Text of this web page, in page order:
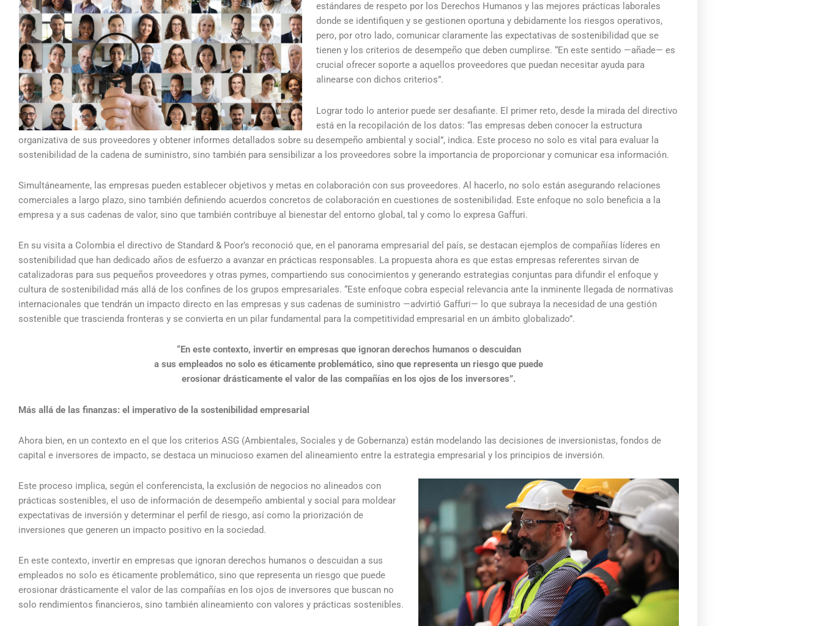
estándares de respeto por los Derechos Humanos y las mejores prácticas laborales
donde se identifiquen y se gestionen oportuna y debidamente los riesgos operativos,
pero, por otro lado, comunicar claramente las expectativas de sostenibilidad que se
tienen y los criterios de desempeño que deben cumplirse. “En este sentido —añade— es
crucial ofrecer soporte a aquellos proveedores que puedan necesitar ayuda para
alinearse con dichos criterios”.
Lograr todo lo anterior puede ser desafiante. El primer reto, desde la mirada del directivo
está en la recopilación de los datos: “las empresas deben conocer la estructura
organizativa de sus proveedores y obtener informes detallados sobre su desempeño ambiental y social”, indica. Este proceso no solo es vital para evaluar la
sostenibilidad de la cadena de suministro, sino también para sensibilizar a los proveedores sobre la importancia de proporcionar y comunicar esa información.
Simultáneamente, las empresas pueden establecer objetivos y metas en colaboración con sus proveedores. Al hacerlo, no solo están asegurando relaciones
comerciales a largo plazo, sino también definiendo acuerdos concretos de colaboración en cuestiones de sostenibilidad. Este enfoque no solo beneficia a la
empresa y a sus cadenas de valor, sino que también contribuye al bienestar del entorno global, tal y como lo expresa Gaffuri.
En su visita a Colombia el directivo de Standard & Poor’s reconoció que, en el panorama empresarial del país, se destacan ejemplos de compañías líderes en
sostenibilidad que han dedicado años de esfuerzo a avanzar en prácticas responsables. La propuesta ahora es que estas empresas referentes sirvan de
catalizadoras para sus pequeños proveedores y otras pymes, compartiendo sus conocimientos y generando estrategias conjuntas para difundir el enfoque y
cultura de sostenibilidad más allá de los confines de los grupos empresariales. “Este enfoque cobra especial relevancia ante la inminente llegada de normativas
internacionales que tendrán un impacto directo en las empresas y sus cadenas de suministro —advirtió Gaffuri— lo que subraya la necesidad de una gestión
sostenible que trascienda fronteras y se convierta en un pilar fundamental para la competitividad empresarial en un ámbito globalizado”.
“En este contexto, invertir en empresas que ignoran derechos humanos o descuidan
a sus empleados no solo es éticamente problemático, sino que representa un riesgo que puede
erosionar drásticamente el valor de las compañías en los ojos de los inversores”.
Más allá de las finanzas: el imperativo de la sostenibilidad empresarial
Ahora bien, en un contexto en el que los criterios ASG (Ambientales, Sociales y de Gobernanza) están modelando las decisiones de inversionistas, fondos de
capital e inversores de impacto, se destaca un minucioso examen del alineamiento entre la estrategia empresarial y los principios de inversión.
Este proceso implica, según el conferencista, la exclusión de negocios no alineados con
prácticas sostenibles, el uso de información de desempeño ambiental y social para moldear
expectativas de inversión y determinar el perfil de riesgo, así como la priorización de
inversiones que generen un impacto positivo en la sociedad.
En este contexto, invertir en empresas que ignoran derechos humanos o descuidan a sus
empleados no solo es éticamente problemático, sino que representa un riesgo que puede
erosionar drásticamente el valor de las compañías en los ojos de inversores que buscan no
solo rendimientos financieros, sino también alineamiento con valores y prácticas sostenibles.